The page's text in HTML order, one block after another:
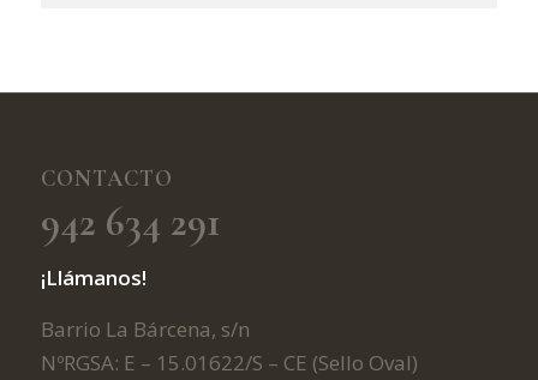
CONTACTO
942 634 291
¡Llámanos!
Barrio La Bárcena, s/n
NºRGSA: E – 15.01622/S – CE (Sello Oval)